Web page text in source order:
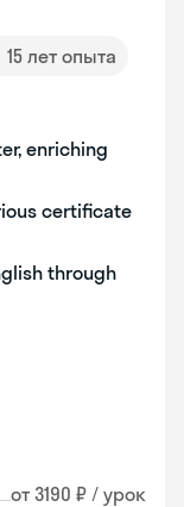
15 лет опыта
enriching
certificate
through
от 3190 ₽ / урок